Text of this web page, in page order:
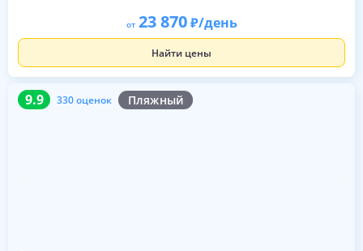
от 23 870 /день
Найти цены
9.9 330 оценок Пляжный
9.9 330 оценок